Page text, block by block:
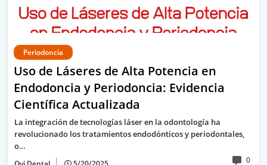
Periodoncia
Uso de Láseres de Alta Potencia en
Endodoncia y Periodoncia: Evidencia
Científica Actualizada
La integración de tecnologías láser en la odontología ha
revolucionado los tratamientos endodónticos y periodontales,
o…
0